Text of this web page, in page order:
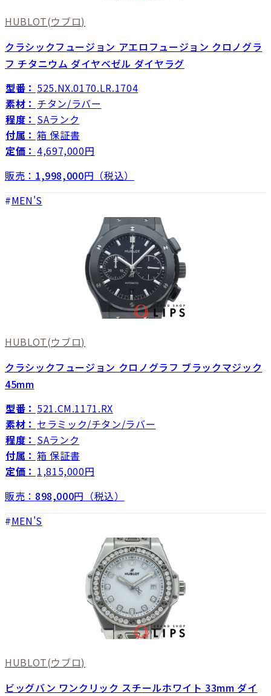
HUBLOT(ウブロ)
クラシックフュージョン アエロフュージョン クロノグラ
フ チタニウム ダイヤベゼル ダイヤラグ
型番： 525.NX.0170.LR.1704
素材： チタン/ラバー
程度： SAランク
付属： 箱 保証書
定価： 4,697,000円
販売： 1,998,000円（税込）
MEN'S
HUBLOT(ウブロ)
クラシックフュージョン クロノグラフ ブラックマジック
45mm
型番： 521.CM.1171.RX
素材： セラミック/チタン/ラバー
程度： SAランク
付属： 箱 保証書
定価： 1,815,000円
販売： 898,000円（税込）
MEN'S
HUBLOT(ウブロ)
ビッグバン ワンクリック スチールホワイト 33mm ダイ